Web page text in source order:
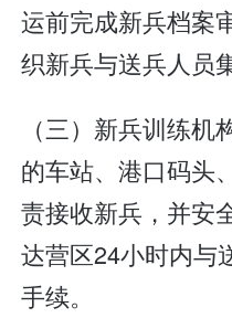
运前完成新兵档案
织新兵与送兵人员
（三）新兵训练
的车站、港口码头
责接收新兵，并安
达营区24小时内与
手续。